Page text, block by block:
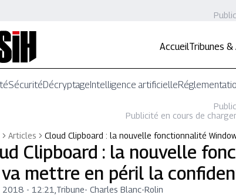
AccueilTribunes &
SécuritéDécryptageIntelligence artificielle
Publicité en cours de
Articles Cloud Clipboard : la nouvelle fonctionnalité
Clipboard : la nouvelle
mettre en péril la
2018 - 12:21 Tribune-Charles Blanc-Rolin